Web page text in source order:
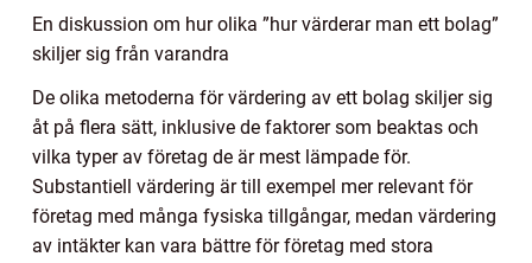
En diskussion om hur olika ”hur värderar man ett bolag”
skiljer sig från varandra
De olika metoderna för värdering av ett bolag skiljer sig
åt på flera sätt, inklusive de faktorer som beaktas och
vilka typer av företag de är mest lämpade för.
Substantiell värdering är till exempel mer relevant för
företag med många fysiska tillgångar, medan värdering
av intäkter kan vara bättre för företag med stora